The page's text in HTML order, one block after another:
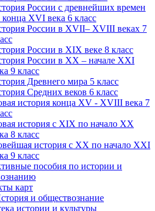
России с древнейших времен
конца XVI века 6 класс
России в XVII– XVIII веках 7
России в XIX веке 8 класс
России в XX – начале XXI
9 класс
Древнего мира 5 класс
Средних веков 6 класс
история конца XV - XVIII века 7
история с XIX по начало XX
8 класс
история с XX по начало XXI
9 класс
пособия по истории и
карт
и обществознание
истории и культуры